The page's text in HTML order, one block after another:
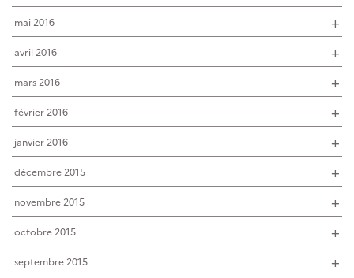
mai 2016
avril 2016
mars 2016
février 2016
janvier 2016
décembre 2015
novembre 2015
octobre 2015
septembre 2015